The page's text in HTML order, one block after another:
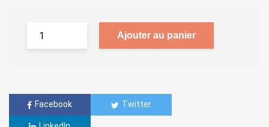
Ajouter au panier
Facebook Twitter